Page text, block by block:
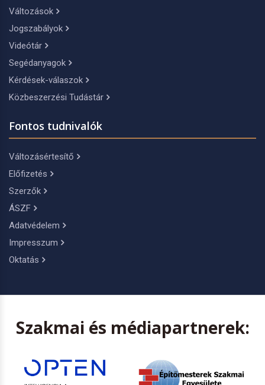
Változások
Jogszabályok
Videótár
Segédanyagok
Kérdések-válaszok
Közbeszerzési Tudástár
Fontos tudnivalók
Változásértesítő
Előfizetés
Szerzők
ÁSZF
Adatvédelem
Impresszum
Oktatás
Szakmai és médiapartnerek: